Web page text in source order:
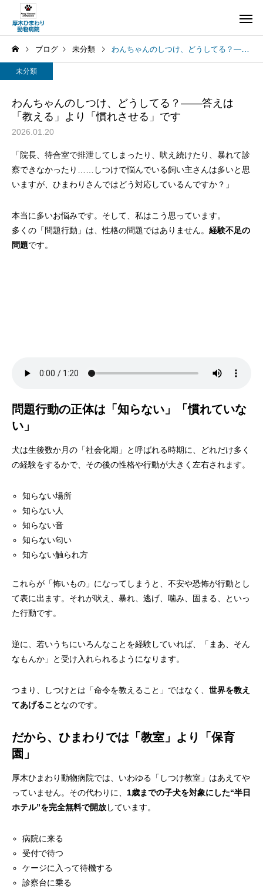
ブログ 未分類 わんちゃんのしつけ、どうしてる？――答えは「教える」より「慣れさせる」です
未分類
わんちゃんのしつけ、どうしてる？――答えは
「教える」より「慣れさせる」です
2026.01.20
「院長、待合室で排泄してしまったり、吠え続けたり、暴れて診
察できなかったり……しつけで悩んでいる飼い主さんは多いと思
いますが、ひまわりさんではどう対応しているんですか？」
本当に多いお悩みです。そして、私はこう思っています。
多くの「問題行動」は、性格の問題ではありません。 経験不足の
問題です。
問題行動の正体は「知らない」「慣れていな
い」
犬は生後数か月の「社会化期」と呼ばれる時期に、どれだけ多く
の経験をするかで、その後の性格や行動が大きく左右されます。
知らない場所
知らない人
知らない音
知らない匂い
知らない触られ方
これらが「怖いもの」になってしまうと、不安や恐怖が行動とし
て表に出ます。それが吠え、暴れ、逃げ、噛み、固まる、といっ
た行動です。
逆に、若いうちにいろんなことを経験していれば、「まあ、そん
なもんか」と受け入れられるようになります。
つまり、しつけとは「命令を教えること」ではなく、 世界を教え
てあげることなのです。
だから、ひまわりでは「教室」より「保育
園」
厚木ひまわり動物病院では、いわゆる「しつけ教室」はあえてや
っていません。その代わりに、 1歳までの子犬を対象にした“半日
ホテル”を完全無料で開放しています。
病院に来る
受付で待つ
ケージに入って待機する
診察台に乗る